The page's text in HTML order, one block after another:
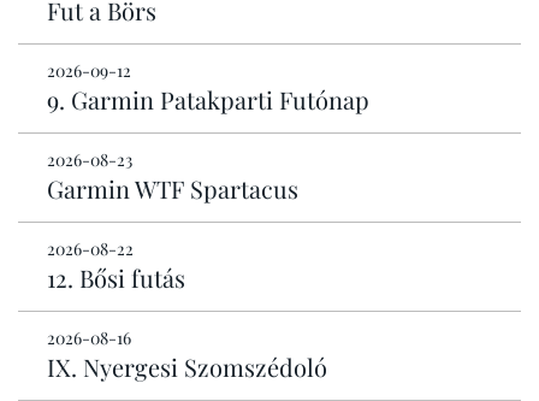
Fut a Börs
2026-09-12
9. Garmin Patakparti Futónap
2026-08-23
Garmin WTF Spartacus
2026-08-22
12. Bősi futás
2026-08-16
IX. Nyergesi Szomszédoló